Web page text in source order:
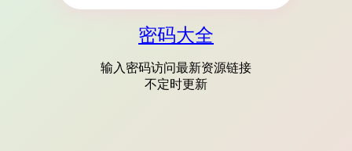
密码大全
输入密码访问最新资源链接
不定时更新